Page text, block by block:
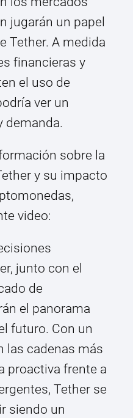
jugarán un papel
Tether. A medida
financieras y
el uso de
ver un
demanda.
sobre la
y su impacto
video:
junto con el
de
el panorama
futuro. Con un
las cadenas más
proactiva frente a
Tether se
siendo un